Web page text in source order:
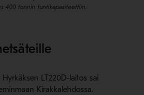
400 tonnin tuntikapasiteettiin.
Hyrkäksen LT220D-laitos sai
Kirakkalehdossa.